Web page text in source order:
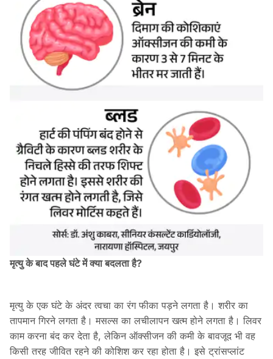
मृत्यु के बाद पहले घंटे में क्या बदलता है?
मृत्यु के एक घंटे के अंदर त्वचा का रंग फीका पड़ने लगता है। शरीर का
तापमान गिरने लगता है। मसल्स का लचीलापन खत्म होने लगता है। लिवर
काम करना बंद कर देता है, लेकिन ऑक्सीजन की कमी के बावजूद भी वह
किसी तरह जीवित रहने की कोशिश कर रहा होता है। इसे ट्रांसप्लांट